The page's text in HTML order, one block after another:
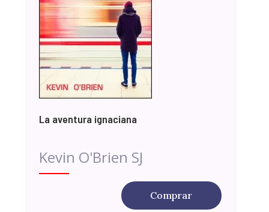
La aventura ignaciana
Kevin O'Brien SJ
Comprar